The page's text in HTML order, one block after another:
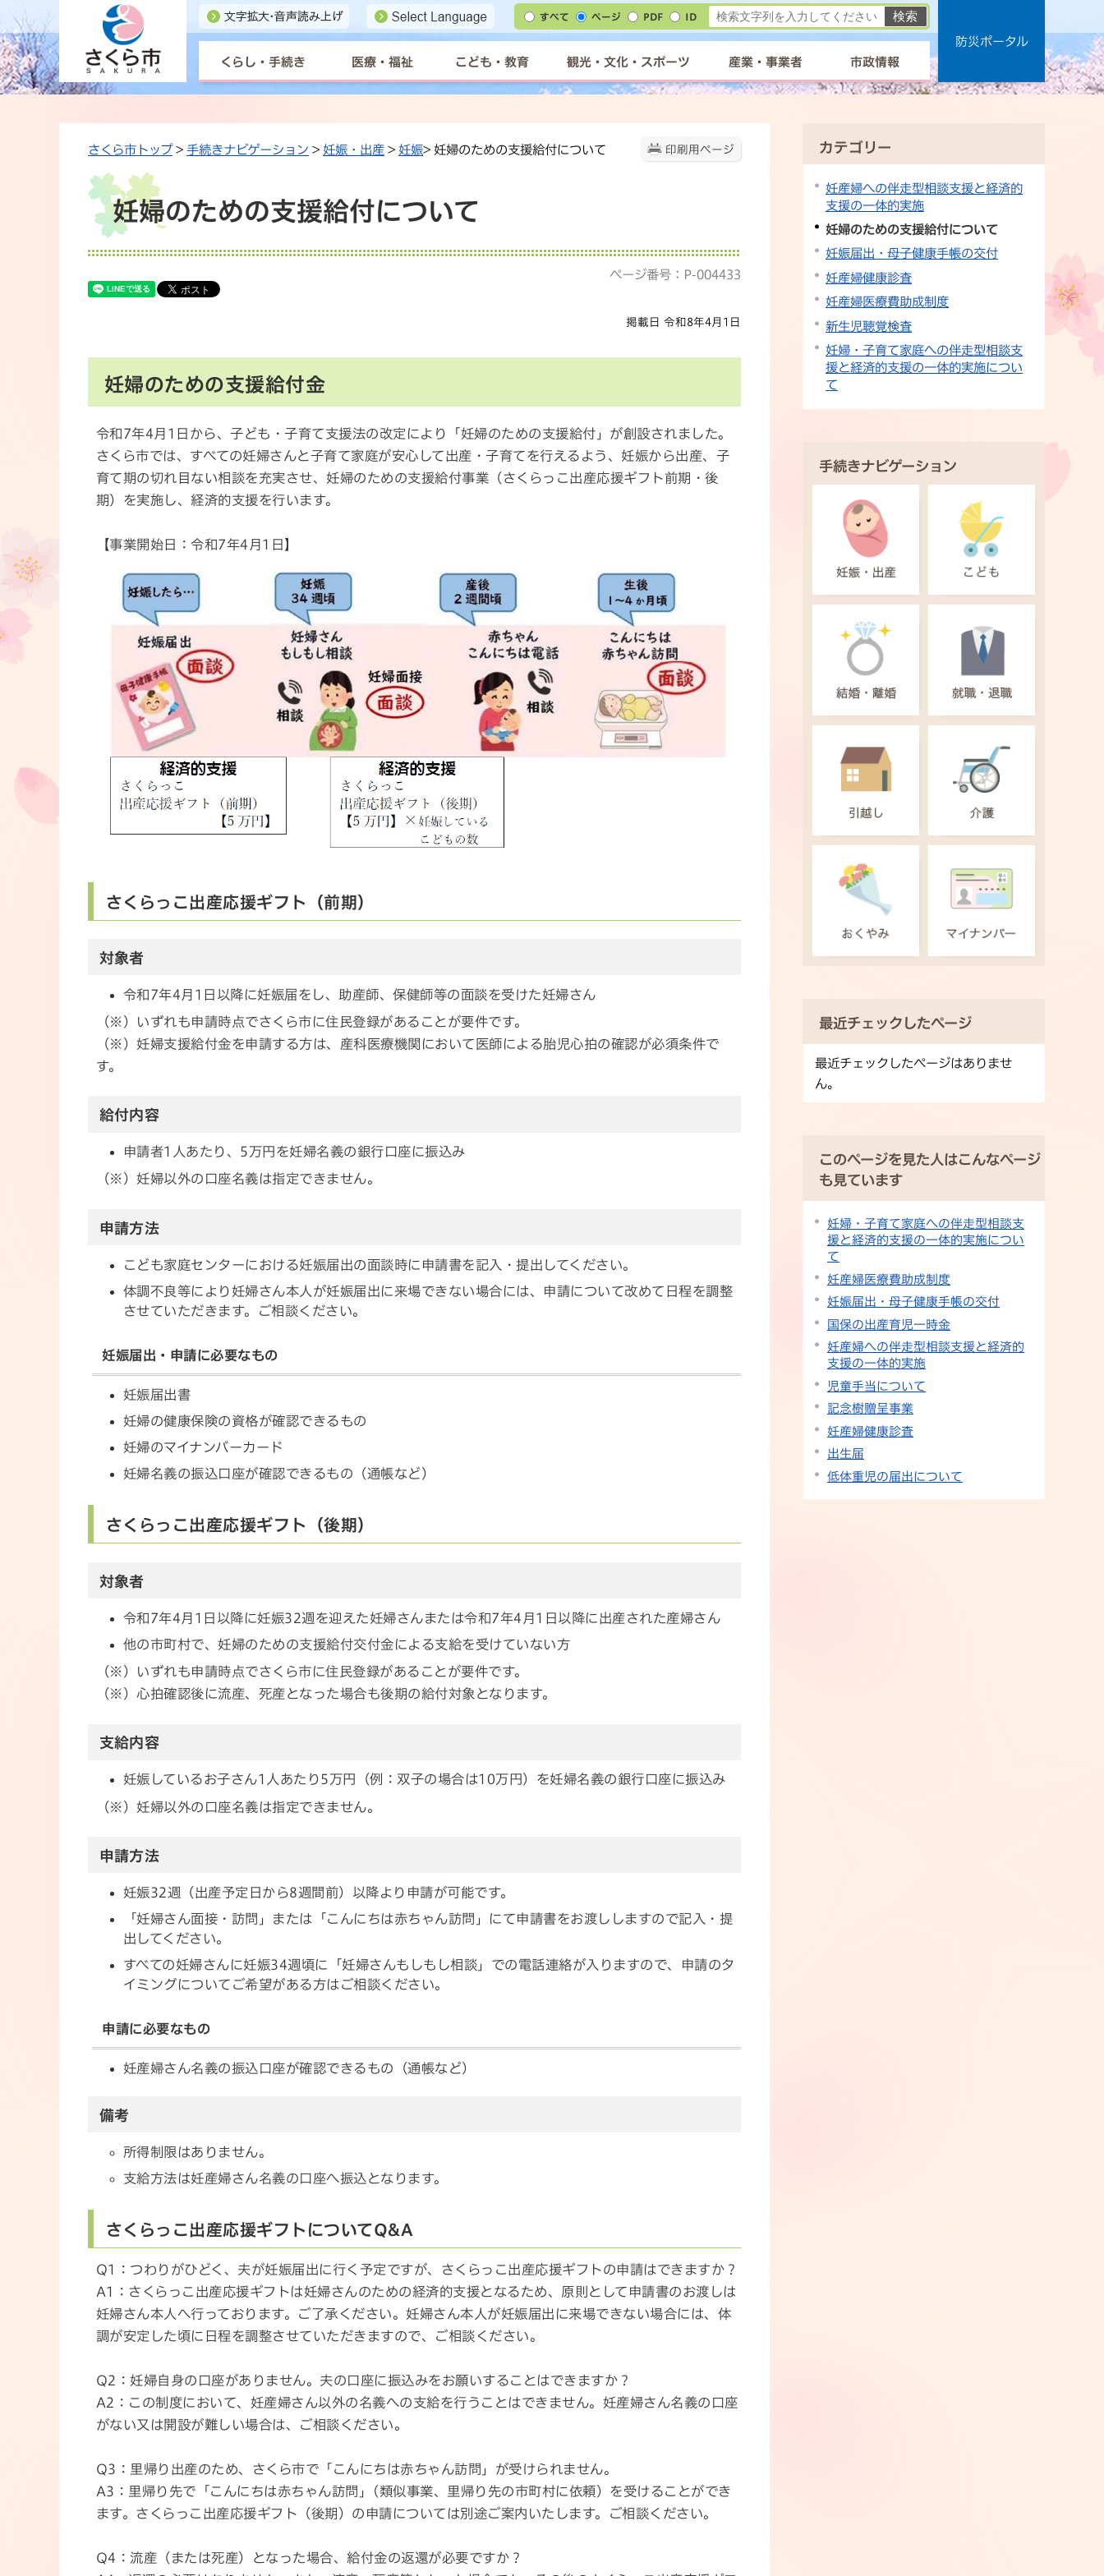
すべて ページ PDF ID
くらし・手続き 医療・福祉 こども・教育 観光・文化・スポーツ 産業・事業者 市政情報
防災ポータル
印刷用ページ
さくら市トップ> 手続きナビゲーション > 妊娠・出産 > 妊娠> 妊婦のための支援給付について
妊婦のための支援給付について
ページ番号：P-004433
掲載日 令和8年4月1日
妊婦のための支援給付金
令和7年4月1日から、子ども・子育て支援法の改定により「妊婦のための支援給付」が創設されました。
さくら市では、すべての妊婦さんと子育て家庭が安心して出産・子育てを行えるよう、妊娠から出産、子
育て期の切れ目ない相談を充実させ、妊婦のための支援給付事業（さくらっこ出産応援ギフト前期・後
期）を実施し、経済的支援を行います。
【事業開始日：令和7年4月1日】
さくらっこ出産応援ギフト（前期）
対象者
令和7年4月1日以降に妊娠届をし、助産師、保健師等の面談を受けた妊婦さん
（※）いずれも申請時点でさくら市に住民登録があることが要件です。
（※）妊婦支援給付金を申請する方は、産科医療機関において医師による胎児心拍の確認が必須条件で
す。
給付内容
申請者1人あたり、5万円を妊婦名義の銀行口座に振込み
（※）妊婦以外の口座名義は指定できません。
申請方法
こども家庭センターにおける妊娠届出の面談時に申請書を記入・提出してください。
体調不良等により妊婦さん本人が妊娠届出に来場できない場合には、申請について改めて日程を調整
させていただきます。ご相談ください。
妊娠届出・申請に必要なもの
妊娠届出書
妊婦の健康保険の資格が確認できるもの
妊婦のマイナンバーカード
妊婦名義の振込口座が確認できるもの（通帳など）
さくらっこ出産応援ギフト（後期）
対象者
令和7年4月1日以降に妊娠32週を迎えた妊婦さんまたは令和7年4月1日以降に出産された産婦さん
他の市町村で、妊婦のための支援給付交付金による支給を受けていない方
（※）いずれも申請時点でさくら市に住民登録があることが要件です。
（※）心拍確認後に流産、死産となった場合も後期の給付対象となります。
支給内容
妊娠しているお子さん1人あたり5万円（例：双子の場合は10万円）を妊婦名義の銀行口座に振込み
（※）妊婦以外の口座名義は指定できません。
申請方法
妊娠32週（出産予定日から8週間前）以降より申請が可能です。
「妊婦さん面接・訪問」または「こんにちは赤ちゃん訪問」にて申請書をお渡ししますので記入・提
出してください。
すべての妊婦さんに妊娠34週頃に「妊婦さんもしもし相談」での電話連絡が入りますので、申請のタ
イミングについてご希望がある方はご相談ください。
申請に必要なもの
妊産婦さん名義の振込口座が確認できるもの（通帳など）
備考
所得制限はありません。
支給方法は妊産婦さん名義の口座へ振込となります。
さくらっこ出産応援ギフトについてQ&A
Q1：つわりがひどく、夫が妊娠届出に行く予定ですが、さくらっこ出産応援ギフトの申請はできますか？
A1：さくらっこ出産応援ギフトは妊婦さんのための経済的支援となるため、原則として申請書のお渡しは
妊婦さん本人へ行っております。ご了承ください。妊婦さん本人が妊娠届出に来場できない場合には、体
調が安定した頃に日程を調整させていただきますので、ご相談ください。
Q2：妊婦自身の口座がありません。夫の口座に振込みをお願いすることはできますか？
A2：この制度において、妊産婦さん以外の名義への支給を行うことはできません。妊産婦さん名義の口座
がない又は開設が難しい場合は、ご相談ください。
Q3：里帰り出産のため、さくら市で「こんにちは赤ちゃん訪問」が受けられません。
A3：里帰り先で「こんにちは赤ちゃん訪問」(類似事業、里帰り先の市町村に依頼）を受けることができ
ます。さくらっこ出産応援ギフト（後期）の申請については別途ご案内いたします。ご相談ください。
Q4：流産（または死産）となった場合、給付金の返還が必要ですか？
カテゴリー
妊産婦への伴走型相談支援と経済的
支援の一体的実施
妊婦のための支援給付について
妊娠届出・母子健康手帳の交付
妊産婦健康診査
妊産婦医療費助成制度
新生児聴覚検査
妊婦・子育て家庭への伴走型相談支
援と経済的支援の一体的実施につい
て
手続きナビゲーション
最近チェックしたページ
最近チェックしたページはありませ
ん。
このページを見た人はこんなページ
も見ています
妊婦・子育て家庭への伴走型相談支
援と経済的支援の一体的実施につい
て
妊産婦医療費助成制度
妊娠届出・母子健康手帳の交付
国保の出産育児一時金
妊産婦への伴走型相談支援と経済的
支援の一体的実施
児童手当について
記念樹贈呈事業
妊産婦健康診査
出生届
低体重児の届出について